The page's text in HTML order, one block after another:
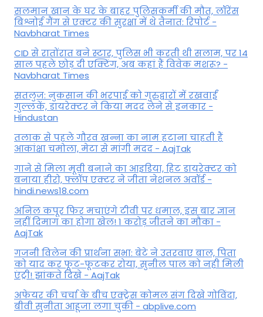
सलमान खान के घर के बाहर पुलिसकर्मी की मौत, लॉरेंस
बिश्नोई गैंग से एक्टर की सुरक्षा में थे तैनात: रिपोर्ट -
Navbharat Times
CID से रातोंरात बने स्टार, पुलिस भी करती थी सलाम, पर 14
साल पहले छोड़ दी एक्टिंग, अब कहां हैं विवेक मशरू? -
Navbharat Times
सतलुज: नुकसान की भरपाई को गुरुद्वारों में रखवाईं
गुल्लकें, डायरेक्टर ने किया मदद लेने से इनकार -
Hindustan
तलाक से पहले गौरव खन्ना का नाम हटाना चाहती हैं
आकांक्षा चमोला, मेटा से मांगी मदद - AajTak
गाने से मिला मूवी बनाने का आइडिया, हिट डायरेक्टर को
बनाया हीरो, फ्लॉप एक्टर ने जीता नेशनल अवॉर्ड -
hindi.news18.com
अनिल कपूर फिर मचाएंगे टीवी पर धमाल, इस बार ज्ञान
नहीं दिमाग का होगा खेल! 1 करोड़ जीतने का मौका -
AajTak
गजनी विलेन की प्रार्थना सभा: बेटे ने उतरवाए बाल, पिता
को याद कर फूट-फूटकर रोया, सुनील पाल को नही मिली
एंट्री! झांकते दिखे - AajTak
अफेयर की चर्चा के बीच एक्ट्रेस कोमल संग दिखे गोविंदा,
बीवी सुनीता आहूजा लगा चुकी - abplive.com